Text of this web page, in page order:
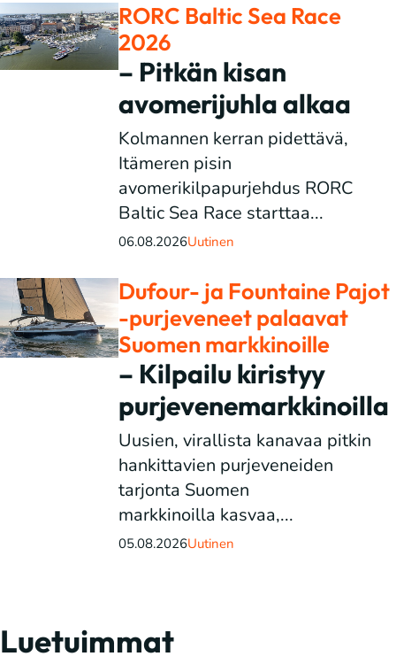
RORC Baltic Sea Race
2026
– Pitkän kisan
avomerijuhla alkaa
Kolmannen kerran pidettävä,
Itämeren pisin
avomerikilpapurjehdus RORC
Baltic Sea Race starttaa...
06.08.2026Uutinen
Dufour- ja Fountaine Pajot
-purjeveneet palaavat
Suomen markkinoille
– Kilpailu kiristyy
purjevenemarkkinoilla
Uusien, virallista kanavaa pitkin
hankittavien purjeveneiden
tarjonta Suomen
markkinoilla kasvaa,...
05.08.2026Uutinen
Luetuimmat